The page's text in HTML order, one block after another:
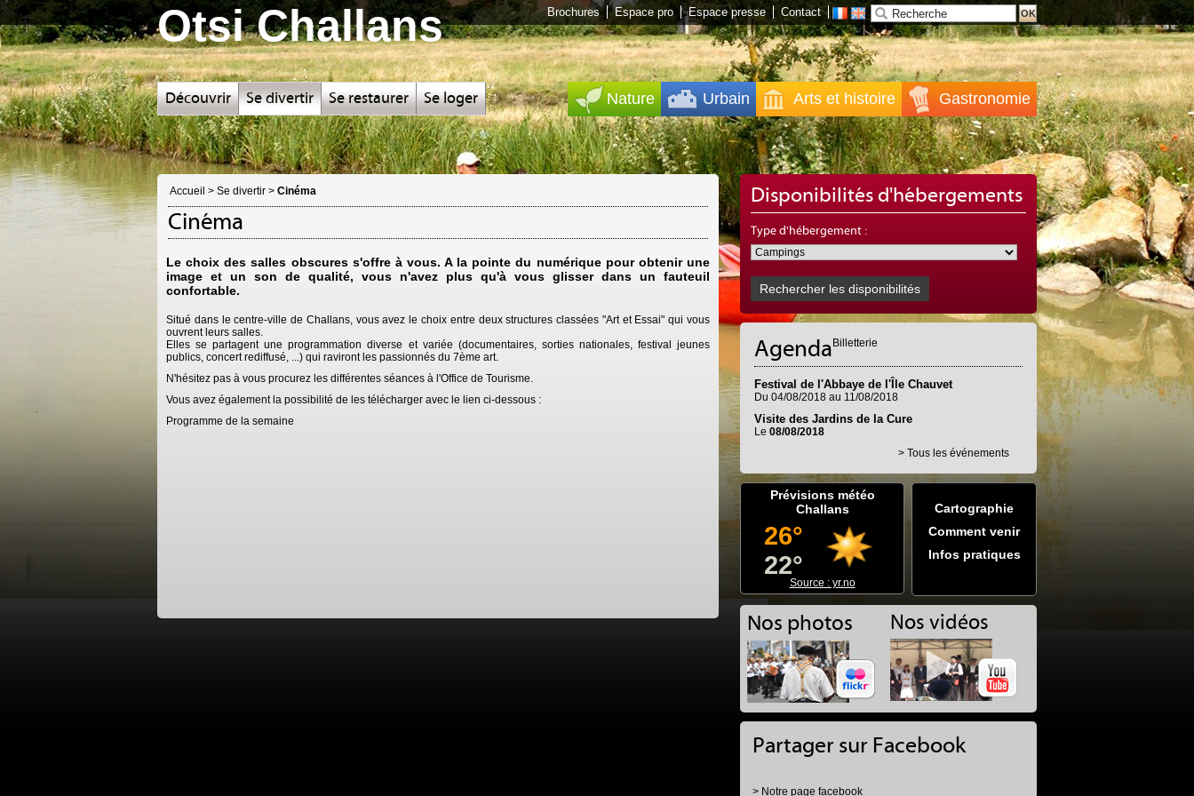
Otsi Challans Brochures Espace pro Espace presse Contact
Découvrir Se divertir Se restaurer Se loger Nature Urbain Arts et histoire Gastronomie
Accueil > Se divertir > Cinéma
Cinéma
Le choix des salles obscures s'offre à vous. A la pointe du numérique pour obtenir une
image et un son de qualité, vous n'avez plus qu'à vous glisser dans un fauteuil
confortable.
Situé dans le centre-ville de Challans, vous avez le choix entre deux structures classées "Art et Essai" qui vous
ouvrent leurs salles.
Elles se partagent une programmation diverse et variée (documentaires, sorties nationales, festival jeunes
publics, concert rediffusé, ...) qui raviront les passionnés du 7ème art.
N'hésitez pas à vous procurez les différentes séances à l'Office de Tourisme.
Vous avez également la possibilité de les télécharger avec le lien ci-dessous :
Programme de la semaine
Disponibilités d'hébergements
Type d'hébergement :
Agenda Billetterie
Festival de l'Abbaye de l'Île Chauvet
Du 04/08/2018 au 11/08/2018
Visite des Jardins de la Cure
Le 08/08/2018
> Tous les événements
Prévisions météo
Challans
26°
22°
Source : yr.no
Cartographie
Comment venir
Infos pratiques
Nos photos Nos vidéos
Partager sur Facebook
> Notre page facebook